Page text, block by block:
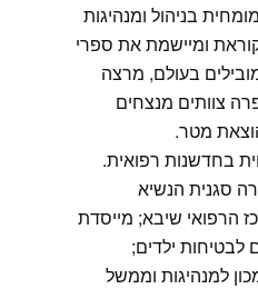
בניהול ומנהיגות
ומיישמת את ספרי
בעולם, מרצה
צוותים מנצחים
מטר.
בחדשנות רפואית.
סגנית הנשיא
הרפואי שיבא; מייסדת
לבטיחות ילדים;
למנהיגות וממשל